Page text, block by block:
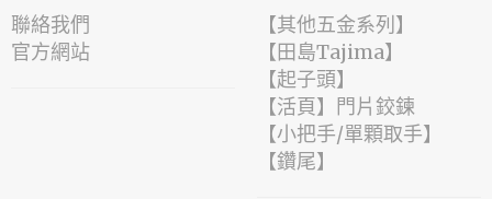
聯絡我們
官方網站
【其他五金系列】
【田島Tajima】
【起子頭】
【活頁】門片鉸鍊
【小把手/單顆取手】
【鑽尾】